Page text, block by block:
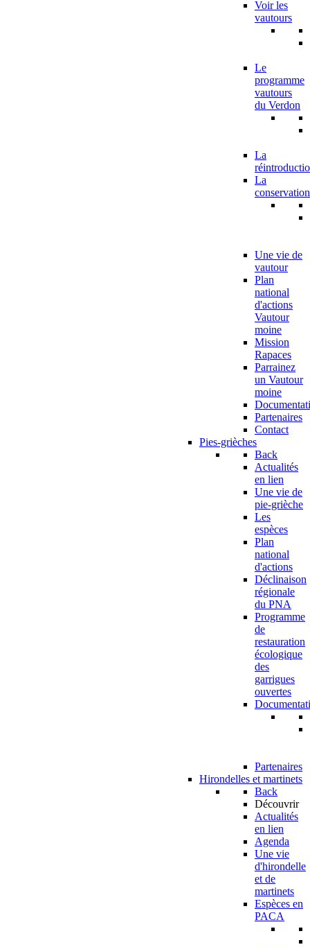
Voir les
vautours
Le
programme
vautours
du Verdon
La
La
conservation
Une vie de
vautour
Plan
national
d'actions
Vautour
moine
Mission
Rapaces
Parrainez
un Vautour
moine
Partenaires
Contact
Pies-grièches
Back
Actualités
en lien
Une vie de
pie-grièche
Les
espèces
Plan
national
d'actions
Déclinaison
régionale
du PNA
Programme
de
restauration
écologique
des
garrigues
ouvertes
Partenaires
Hirondelles et martinets
Back
Découvrir
Actualités
en lien
Agenda
Une vie
d'hirondelle
et de
martinets
Espèces en
PACA